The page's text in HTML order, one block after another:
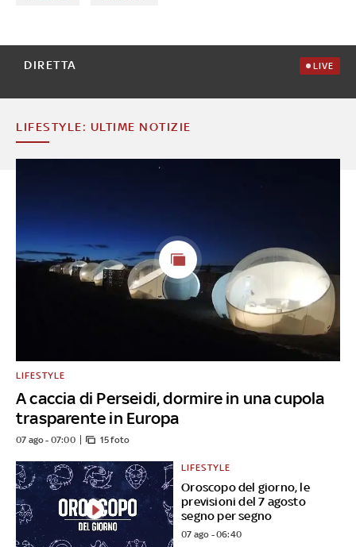
DIRETTA LIVE
LIFESTYLE: ULTIME NOTIZIE
A caccia di Perseidi, dormire in una cupola
trasparente in Europa
LIFESTYLE
07 ago - 07:00 15 foto
Oroscopo del giorno, le
previsioni del 7 agosto
segno per segno
LIFESTYLE
07 ago - 06:40